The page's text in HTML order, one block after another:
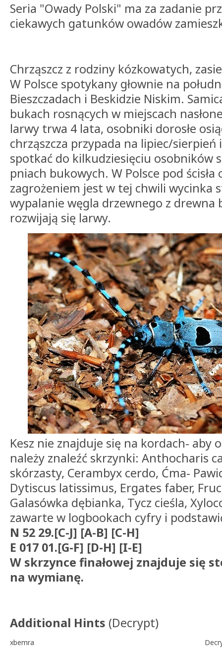
Seria "Owady Polski" ma za zadanie
ciekawych gatunków owadów
Chrząszcz z rodziny kózkowatych,
W Polsce spotykany głownie na
Bieszczadach i Beskidzie Niskim.
bukach rosnących w miejscach
larwy trwa 4 lata, osobniki dorosłe
chrząszcza przypada na lipiec/
spotkać do kilkudziesięciu osobników
pniach bukowych. W Polsce pod
zagrożeniem jest w tej chwili wycinka
wypalanie węgla drzewnego z
rozwijają się larwy.
Kesz nie znajduje się na kordach- aby
należy znaleźć skrzynki: Anthocharis
skórzasty, Cerambyx cerdo, Ćma-
Dytiscus latissimus, Ergates faber,
Galasówka dębianka, Tycz cieśla,
zawarte w logbookach cyfry i
N 52 29.[C-J] [A-B] [C-H]
E 017 01.[G-F] [D-H] [I-E]
W skrzynce finałowej znajduje się
na wymianę.
Additional Hints (Decrypt)
xbemra